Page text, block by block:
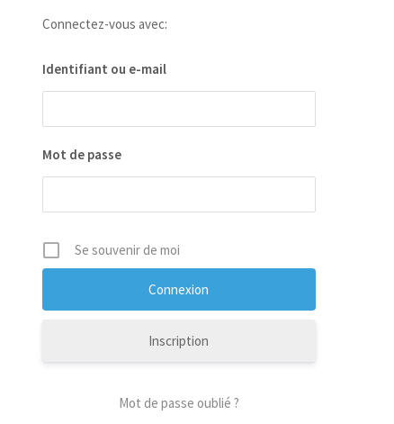
Connectez-vous avec:
Identifiant ou e-mail
Mot de passe
Se souvenir de moi
Inscription
Mot de passe oublié ?